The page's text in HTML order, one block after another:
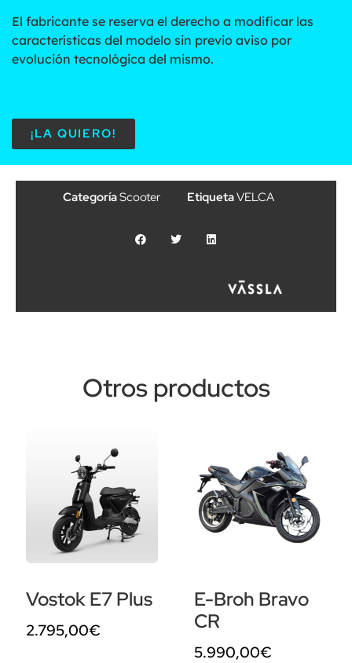
El fabricante se reserva el derecho a modificar las
características del modelo sin previo aviso por
evolución tecnológica del mismo.
¡LA QUIERO!
CategoríaScooter EtiquetaVELCA
Otros productos
Vostok E7 Plus
2.795,00€
E-Broh Bravo
CR
5.990,00€